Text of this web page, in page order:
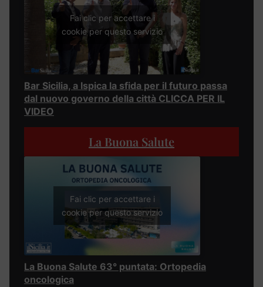
Fai clic per accettare i
cookie per questo servizio
Bar Sicilia, a Ispica la sfida per il futuro passa
dal nuovo governo della città CLICCA PER IL
VIDEO
La Buona Salute
Fai clic per accettare i
cookie per questo servizio
La Buona Salute 63° puntata: Ortopedia
oncologica